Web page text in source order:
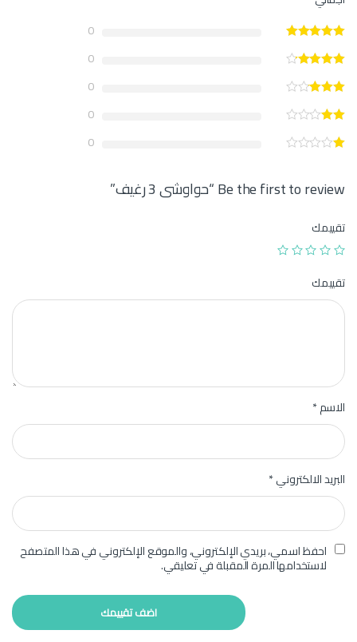
0
0
0
0
0
Be the first to review “حواوشى 3 رغيف”
تقييمك
تقييمك
الاسم*
البريد الالكتروني*
احفظ اسمي، بريدي الإلكتروني، والموقع الإلكتروني في هذا المتصفح
لاستخدامها المرة المقبلة في تعليقي.